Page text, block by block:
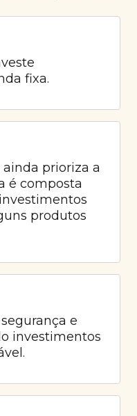
fixa.
prioriza a
é composta
produtos
e
investimentos